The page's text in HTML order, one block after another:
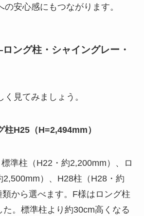
安心感にもつながります。
ング柱・シャイングレー・
見てみましょう。
柱H25（H=2,494mm）
準柱（H22・約2,200mm）、ロ
2,500mm）、H28柱（H28・約
から選べます。F様はロング柱
た。標準柱より約30cm高くなる